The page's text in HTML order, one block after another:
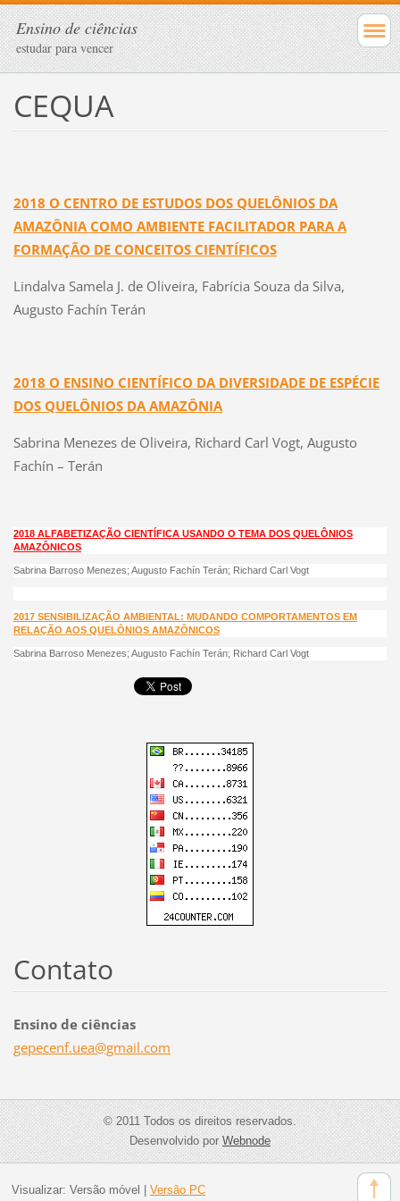
Ensino de ciências
estudar para vencer
CEQUA
2018 O CENTRO DE ESTUDOS DOS QUELÔNIOS DA
AMAZÔNIA COMO AMBIENTE FACILITADOR PARA A
FORMAÇÃO DE CONCEITOS CIENTÍFICOS
Lindalva Samela J. de Oliveira, Fabrícia Souza da Silva,
Augusto Fachín Terán
2018 O ENSINO CIENTÍFICO DA DIVERSIDADE DE ESPÉCIE
DOS QUELÔNIOS DA AMAZÔNIA
Sabrina Menezes de Oliveira, Richard Carl Vogt, Augusto
Fachín – Terán
2018 ALFABETIZAÇÃO CIENTÍFICA USANDO O TEMA DOS QUELÔNIOS
AMAZÔNICOS
Sabrina Barroso Menezes; Augusto Fachín Terán; Richard Carl Vogt
2017 SENSIBILIZAÇÃO AMBIENTAL: MUDANDO COMPORTAMENTOS EM
RELAÇÃO AOS QUELÔNIOS AMAZÔNICOS
Sabrina Barroso Menezes; Augusto Fachín Terán; Richard Carl Vogt
Contato
Ensino de ciências
gepecenf.uea@gmail.com
© 2011 Todos os direitos reservados.
Desenvolvido porWebnode
Visualizar: Versão móvel Versão PC